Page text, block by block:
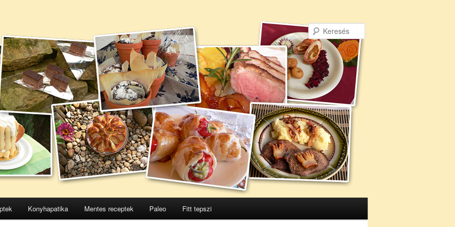
Konyhapatika Mentes receptek Paleo Fitt tepszi